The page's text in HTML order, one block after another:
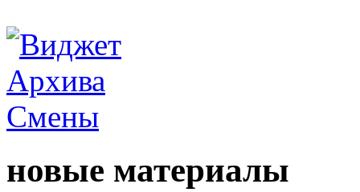
новые материалы